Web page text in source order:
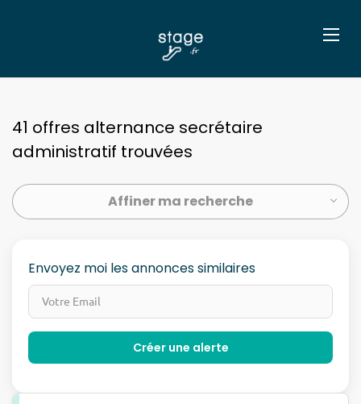
41 offres alternance secrétaire
administratif trouvées
Affiner ma recherche
Envoyez moi les annonces similaires